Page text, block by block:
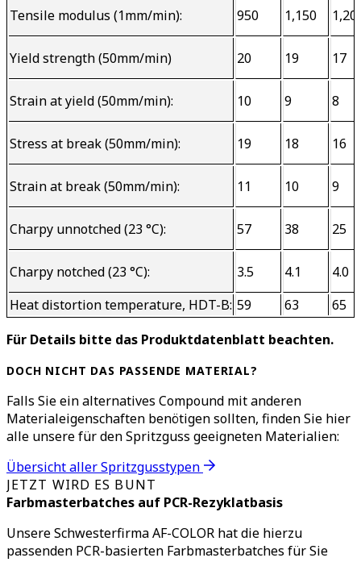
Tensile modulus (1mm/min):
950 1,150
Yield strength (50mm/min) 20 19 17
Strain at yield (50mm/min): 10 9 8
Stress at break (50mm/min): 19 18 16
Strain at break (50mm/min): 11 10 9
Charpy unnotched (23 °C): 57 38 25
Charpy notched (23 °C): 3.5 4.1
4.0
Heat distortion temperature, HDT-B: 59 63
65
Für Details bitte das Produktdatenblatt beachten.
DOCH NICHT DAS PASSENDE MATERIAL?
Falls Sie ein alternatives Compound mit anderen
Materialeigenschaften benötigen sollten, finden Sie hier
alle unsere für den Spritzguss geeigneten Materialien:
Übersicht aller Spritzgusstypen
JETZT WIRD ES BUNT
Farbmasterbatches auf PCR-Rezyklatbasis
Unsere Schwesterfirma AF-COLOR hat die hierzu
passenden PCR-basierten Farbmasterbatches für Sie